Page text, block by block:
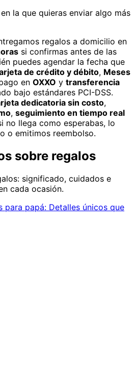
la que quieras enviar algo más
regalos a domicilio en
si confirmas antes de las
puedes agendar la fecha que
de crédito y débito, Meses
en OXXO y transferencia
bajo estándares PCI-DSS.
dedicatoria sin costo,
, seguimiento en tiempo real
no llega como esperabas, lo
o emitimos reembolso.
sobre regalos
: significado, cuidados e
cada ocasión.
para papá: Detalles únicos que